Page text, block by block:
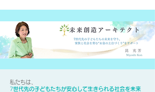
私たちは、
7世代先の子どもたちが安心して生きられる社会を未来